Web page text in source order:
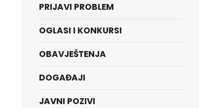
PRIJAVI PROBLEM
OGLASI I KONKURSI
OBAVJEŠTENJA
DOGAĐAJI
JAVNI POZIVI